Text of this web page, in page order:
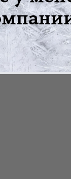
вправления